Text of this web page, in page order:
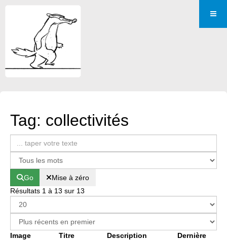
Tag: collectivités
Go
Mise à zéro
Résultats 1 à 13 sur 13
Image Titre Description
Dernière